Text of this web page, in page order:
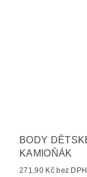
BODY
KAMIOŇÁK
271,90 Kč bez DPH